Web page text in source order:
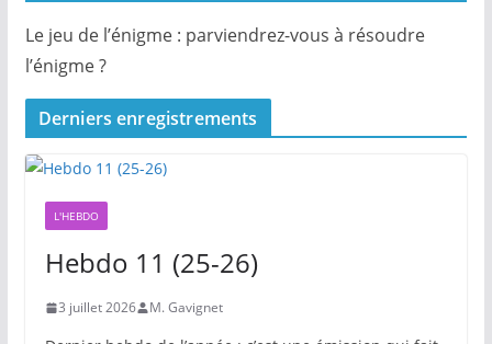
Le jeu de l’énigme : parviendrez-vous à résoudre
l’énigme ?
Derniers enregistrements
L'HEBDO
Hebdo 11 (25-26)
3 juillet 2026 M. Gavignet